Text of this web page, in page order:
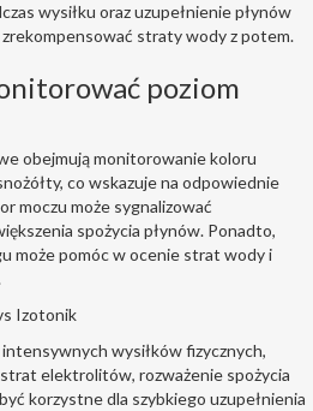
wysiłku oraz uzupełnienie płynów
straty wody z potem.
poziom
obejmują monitorowanie koloru
co wskazuje na odpowiednie
moczu może sygnalizować
spożycia płynów. Ponadto,
może pomóc w ocenie strat wody i
Izotonik
wysiłków fizycznych,
elektrolitów, rozważenie spożycia
korzystne dla szybkiego uzupełnienia